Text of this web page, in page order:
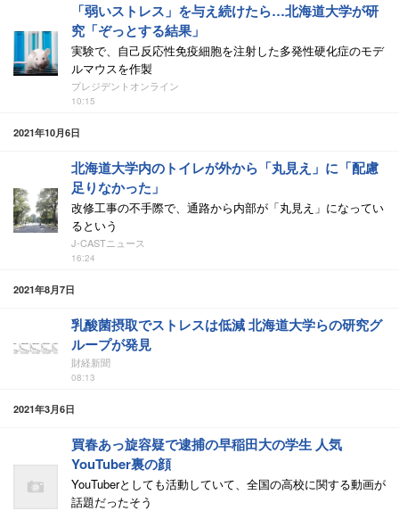
「弱いストレス」を与え続けたら…北海道大学が研
究「ぞっとする結果」
実験で、自己反応性免疫細胞を注射した多発性硬化症のモデ
ルマウスを作製
プレジデントオンライン
10:15
2021年10月6日
北海道大学内のトイレが外から「丸見え」に「配慮
足りなかった」
改修工事の不手際で、通路から内部が「丸見え」になってい
るという
J-CASTニュース
16:24
2021年8月7日
乳酸菌摂取でストレスは低減 北海道大学らの研究グ
ループが発見
財経新聞
08:13
2021年3月6日
買春あっ旋容疑で逮捕の早稲田大の学生 人気
YouTuber裏の顔
YouTuberとしても活動していて、全国の高校に関する動画が
話題だったそう